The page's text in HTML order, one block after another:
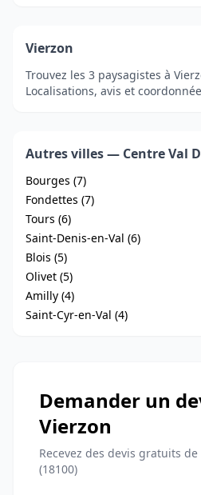
Vierzon
Trouvez les 3 paysagistes à
Localisations, avis et
Autres villes — Centre Val
Bourges (7)
Fondettes (7)
Tours (6)
Saint-Denis-en-Val (6)
Blois (5)
Olivet (5)
Amilly (4)
Saint-Cyr-en-Val (4)
Demander un
Vierzon
Recevez des devis gratuits
(18100)